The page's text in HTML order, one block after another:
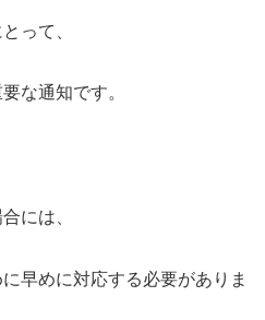
って、
な通知です。
には、
早めに対応する必要がありま